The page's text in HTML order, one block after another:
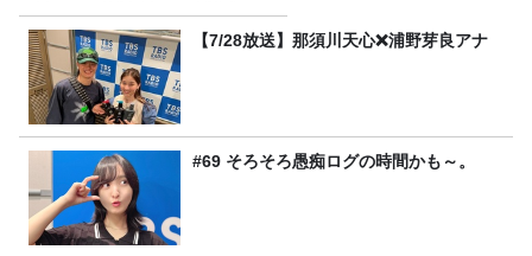
定！
【7/28放送】那須川天心❌浦野芽良アナ
#69 そろそろ愚痴ログの時間かも～。